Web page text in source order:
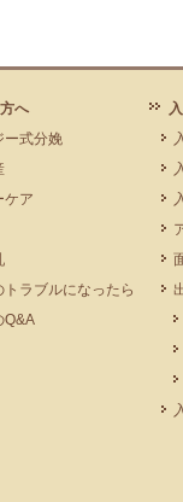
へ
ー式分娩
ケア
トラブルになったら
Q&A